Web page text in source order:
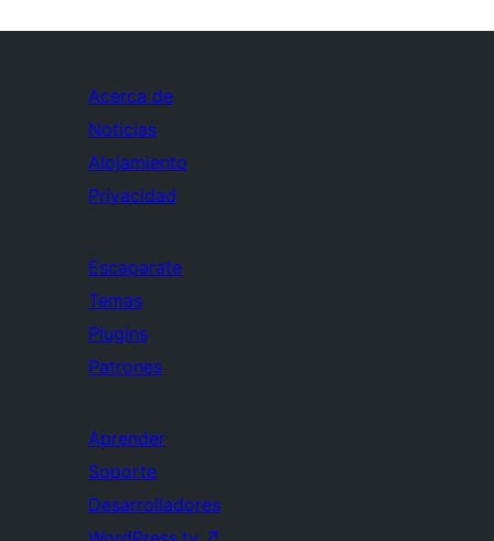
Acerca de
Noticias
Alojamiento
Privacidad
Escaparate
Temas
Plugins
Patrones
Aprender
Soporte
Desarrolladores